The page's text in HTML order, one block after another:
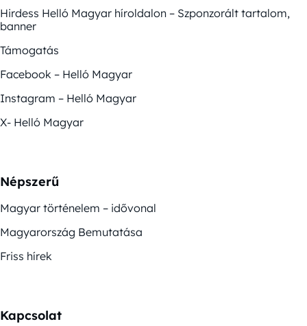
Hirdess Helló Magyar híroldalon – Szponzorált tartalom,
banner
Támogatás
Facebook – Helló Magyar
Instagram – Helló Magyar
X- Helló Magyar
Népszerű
Magyar történelem – idővonal
Magyarország Bemutatása
Friss hírek
Kapcsolat